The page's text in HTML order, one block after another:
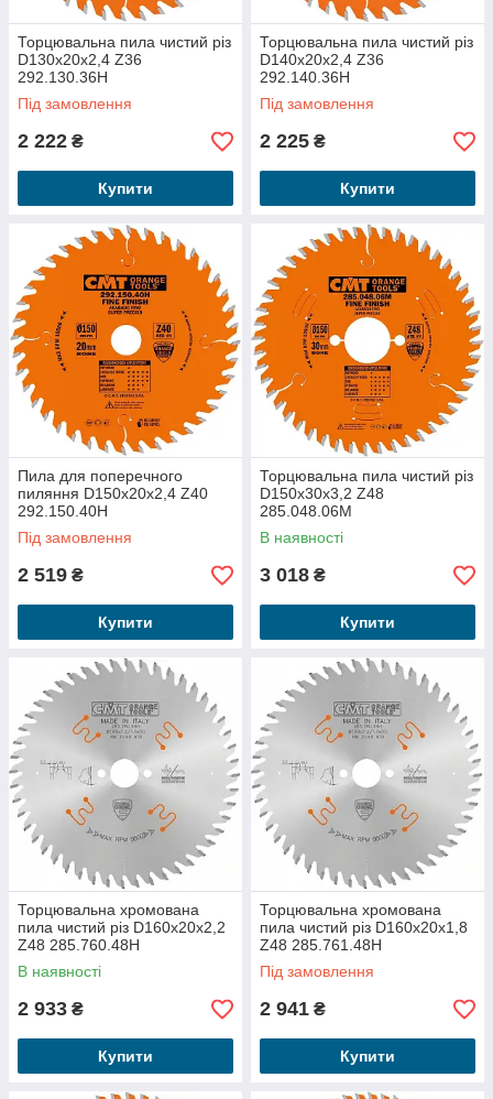
Торцювальна пила чистий різ
D130x20x2,4 Z36
292.130.36H
Під замовлення
2 222 ₴
Купити
Торцювальна пила чистий різ
D140x20x2,4 Z36
292.140.36H
Під замовлення
2 225 ₴
Купити
Пила для поперечного
пиляння D150x20x2,4 Z40
292.150.40H
Під замовлення
2 519 ₴
Купити
Торцювальна пила чистий різ
D150x30x3,2 Z48
285.048.06M
В наявності
3 018 ₴
Купити
Торцювальна хромована
пила чистий різ D160x20x2,2
Z48 285.760.48H
В наявності
2 933 ₴
Купити
Торцювальна хромована
пила чистий різ D160x20x1,8
Z48 285.761.48H
Під замовлення
2 941 ₴
Купити